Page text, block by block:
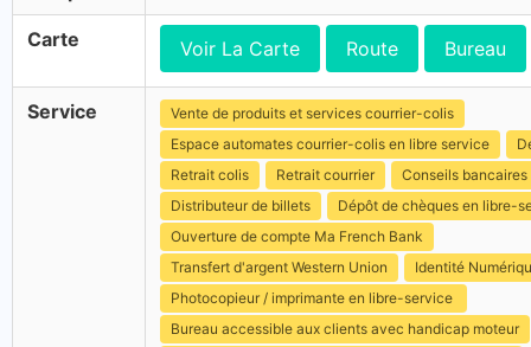
Carte Voir La Carte Route Bureau
Service
Vente de produits et services courrier-colis
Espace automates courrier-colis en libre service
Retrait colis
Retrait courrier
Conseils bancaires
Distributeur de billets
Dépôt de chèques en libre-
Ouverture de compte Ma French Bank
Transfert d'argent Western Union
Identité
Photocopieur / imprimante en libre-service
Bureau accessible aux clients avec handicap moteur